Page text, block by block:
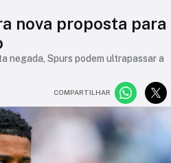
nova proposta para
negada, Spurs podem ultrapassar a
COMPARTILHAR